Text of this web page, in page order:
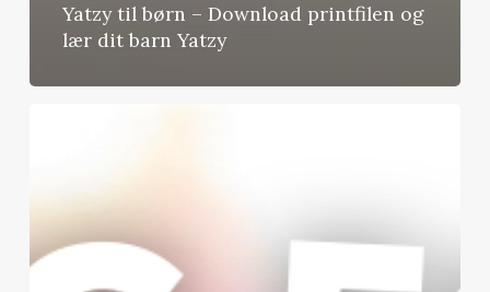
Yatzy til børn – Download printfilen og
lær dit barn Yatzy